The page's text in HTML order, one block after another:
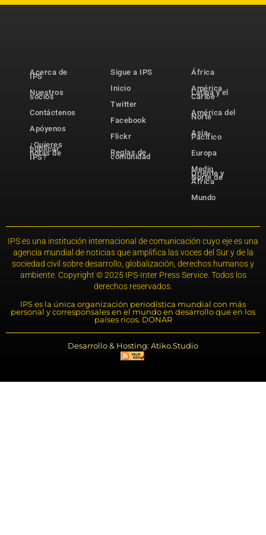
Acerca de
IPS
Nuestros
socios
Contáctenos
Apóyenos
¿Quieres
publicar
notas de
IPS?
Sigue a IPS
Inicio
Twitter
Facebook
Flickr
Reglas de
comunidad
África
América
Latina y el
Caribe
América del
Norte
Asia-
Pacífico
Europa
Medio
Oriente y
Norte de
África
Mundo
IPS es una institución internacional de comunicación cuyo eje es una
agencia mundial de noticias que amplifica las voces del Sur y de la
sociedad civil sobre desarrollo, globalización, derechos humanos y
ambiente. Copyright © 2025 IPS-Inter Press Service. Todos los
derechos reservados.
IPS es la única organización periodística mundial con más
personal y corresponsales en el mundo en desarrollo que en los
países ricos. DONAR
Desarrollo & Hosting: Atiko.Studio